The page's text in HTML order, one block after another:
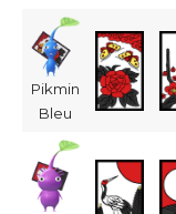
Pikmin
Bleu